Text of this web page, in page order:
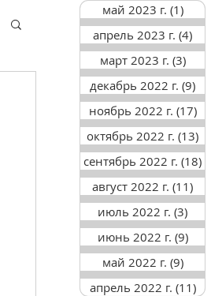
май 2023 г. (1)1
апрель 2023 г. (4)
март 2023 г. (3)3
декабрь 2022 г. (9)
ноябрь 2022 г. (17)
октябрь 2022 г. (13)
сентябрь 2022 г. (18)
август 2022 г. (11)
июль 2022 г. (3)
июнь 2022 г. (9)9
май 2022 г. (9)9
апрель 2022 г. (11)